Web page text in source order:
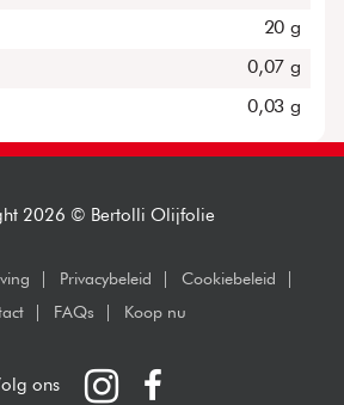
20 g
0,07 g
0,03 g
2026 © Bertolli Olijfolie
Privacybeleid
Cookiebeleid
FAQs Koop nu
ons
Instagram